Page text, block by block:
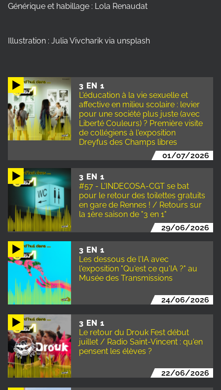
3 EN 1
L'éducation à la vie sexuelle et
affective en milieu scolaire : levier
pour une société plus juste (avec
Liberté Couleurs) ? Première visite
de collégiens à l'exposition
Dreyfus des Champs libres
01/07/2026
3 EN 1
#57 - L'INDECOSA-CGT se bat
pour le retour des toilettes gratuits
en gare de Rennes ! / Retours sur
la 1ère saison de "3 en 1"
29/06/2026
3 EN 1
Les dessous de l'IA avec
l'exposition "Qu'est ce qu'IA ?" au
Musée des Transmissions
24/06/2026
3 EN 1
Le retour du Drouk Fest début
juillet / Radio Saint-Vincent : qu'en
pensent les élèves ?
22/06/2026
Générique et habillage : Lola Renaudat
Illustration : Julia Vivcharik via unsplash